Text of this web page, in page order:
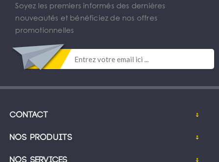
Soyez les premiers informés des dernières
nouveautés et bénéficiez de nos offres
promotionnelles
Contact
Nos produits
Nos services